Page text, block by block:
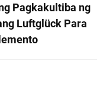
Pagkakultiba ng
Luftglück Para